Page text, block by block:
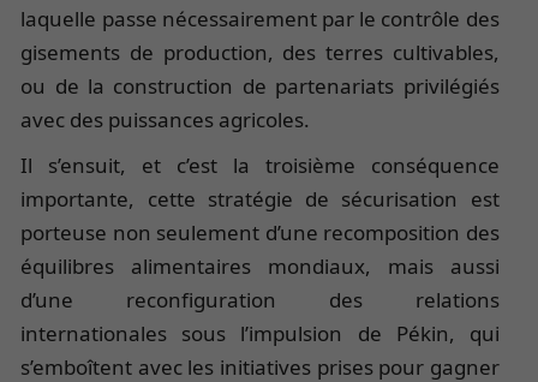
laquelle passe nécessairement par le contrôle des
gisements de production, des terres cultivables,
ou de la construction de partenariats privilégiés
avec des puissances agricoles.
Il s’ensuit, et c’est la troisième conséquence
importante, cette stratégie de sécurisation est
porteuse non seulement d’une recomposition des
équilibres alimentaires mondiaux, mais aussi
d’une reconfiguration des relations
internationales sous l’impulsion de Pékin, qui
s’emboîtent avec les initiatives prises pour gagner